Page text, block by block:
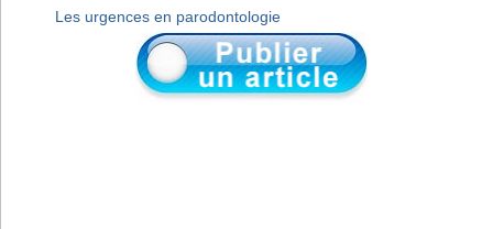
Les urgences en parodontologie